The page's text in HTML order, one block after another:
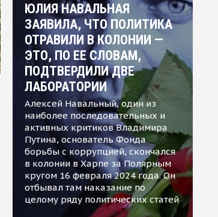
ЮЛИЯ НАВАЛЬНАЯ
ЗАЯВИЛА, ЧТО ПОЛИТИКА
ОТРАВИЛИ В КОЛОНИИ —
ЭТО, ПО ЕЕ СЛОВАМ,
ПОДТВЕРДИЛИ ДВЕ
ЛАБОРАТОРИИ
Алексей Навальный, один из
наиболее последовательных и
активных критиков Владимира
Путина, основатель Фонда
борьбы с коррупцией, скончался
в колонии в Харпе за Полярным
кругом 16 февраля 2024 года. Он
отбывал там наказание по
целому ряду политических статей